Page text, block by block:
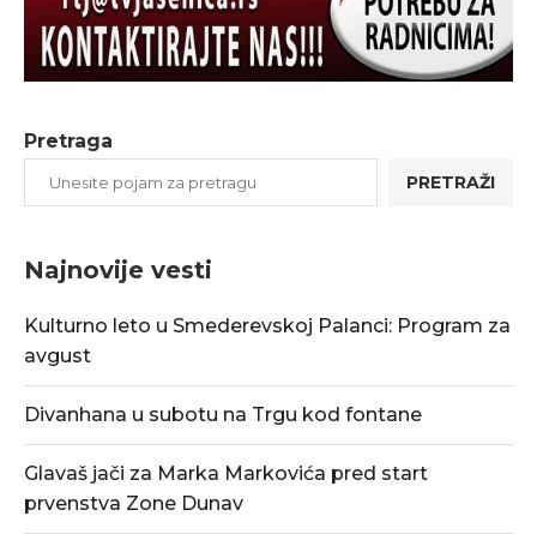
Pretraga
PRETRAŽI
Najnovije vesti
Kulturno leto u Smederevskoj Palanci: Program za
avgust
Divanhana u subotu na Trgu kod fontane
Glavaš jači za Marka Markovića pred start
prvenstva Zone Dunav